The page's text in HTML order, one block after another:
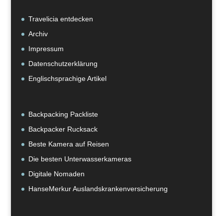
Travelicia entdecken
Archiv
Impressum
Datenschutzerklärung
Englischsprachige Artikel
Backpacking Packliste
Backpacker Rucksack
Beste Kamera auf Reisen
Die besten Unterwasserkameras
Digitale Nomaden
HanseMerkur Auslandskrankenversicherung